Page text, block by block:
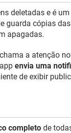
deletadas e é um
guarda cópias
apagadas.
a atenção
envia uma
de exibir
completo de